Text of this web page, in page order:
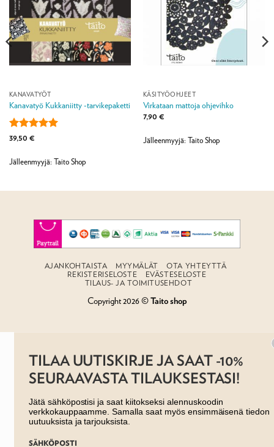
KANAVATYÖT
Kanavatyö Kukkaniitty -tarvikepaketti
Arvostelu
/ 5
39,50 €
Jälleenmyyjä: Taito Shop
KÄSITYÖOHJEET
Virkataan mattoja ohjevihko
7,90 €
Jälleenmyyjä: Taito Shop
AJANKOHTAISTA MYYMÄLÄT
OTA YHTEYTTÄ
REKISTERISELOSTE
EVÄSTESELOSTE
TILAUS- JA TOIMITUSEHDOT
Copyright 2026 ©Taito shop
TILAA UUTISKIRJE JA SAAT -10%
SEURAAVASTA TILAUKSESTASI!
Jätä sähköpostisi ja saat kiitokseksi alennuskoodin
verkkokauppaamme. Samalla saat myös ensimmäisenä tiedon
uutuuksista ja tarjouksista.
SÄHKÖPOSTI